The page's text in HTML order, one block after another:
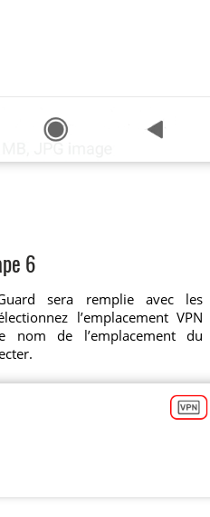
6
sera remplie avec les
l’emplacement VPN
nom de l’emplacement du